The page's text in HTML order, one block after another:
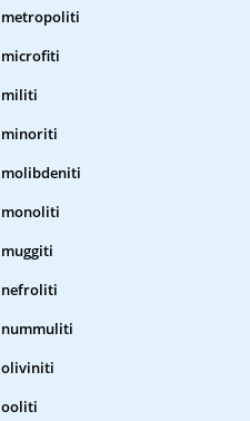
metropoliti
microfiti
militi
minoriti
molibdeniti
monoliti
muggiti
nefroliti
nummuliti
oliviniti
ooliti